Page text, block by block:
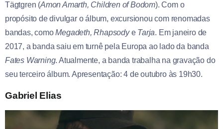
Tägtgren (Amon Amarth, Children of Bodom). Com o
propósito de divulgar o álbum, excursionou com renomadas
bandas, comoMegadeth, Rhapsodye Tarja. Em janeiro de
2017, a banda saiu em turnê pela Europa ao lado da banda
Fates Warning. Atualmente, a banda trabalha na gravação do
seu terceiro álbum. Apresentação: 4 de outubro às 19h30.
Gabriel Elias